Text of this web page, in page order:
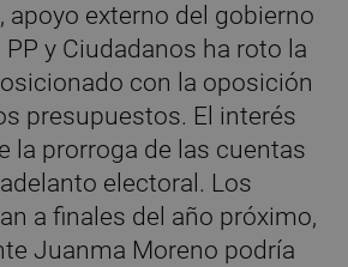
apoyo externo del gobierno
y Ciudadanos ha roto la
con la oposición
presupuestos. El interés
la prorroga de las cuentas
electoral. Los
a finales del año próximo,
Juanma Moreno podría